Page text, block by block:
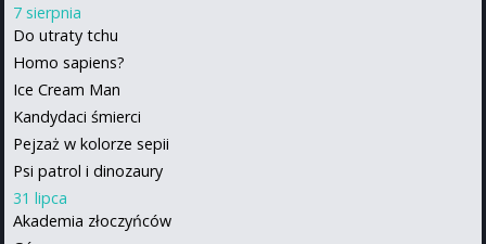
7 sierpnia
Do utraty tchu
Homo sapiens?
Ice Cream Man
Kandydaci śmierci
Pejzaż w kolorze sepii
Psi patrol i dinozaury
31 lipca
Akademia złoczyńców